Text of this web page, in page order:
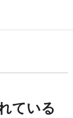
ている